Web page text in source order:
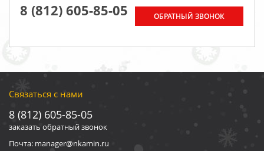
8 (812) 605-85-05 ОБРАТНЫЙ ЗВОНОК
Связаться с нами
8 (812) 605-85-05
заказать обратный звонок
Почта: manager@nkamin.ru